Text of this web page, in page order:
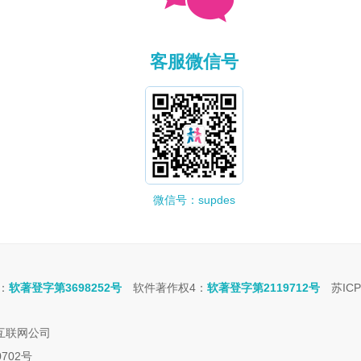
客服微信号
微信号：supdes
软著登字第3698252号 软件著作权4： 软著登字第2119712号 苏ICP
联网公司
号